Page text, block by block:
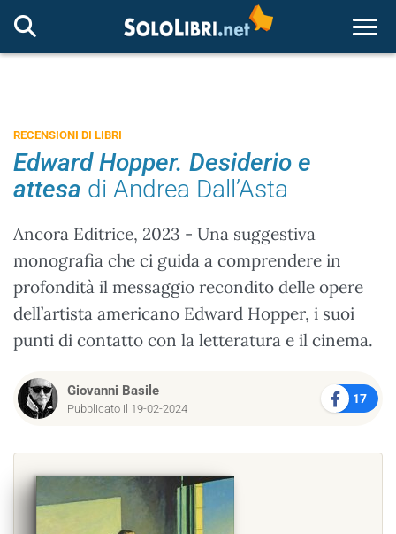
RECENSIONI DI LIBRI
Edward Hopper. Desiderio e
attesa di Andrea Dall’Asta
Ancora Editrice, 2023 - Una suggestiva
monografia che ci guida a comprendere in
profondità il messaggio recondito delle opere
dell’artista americano Edward Hopper, i suoi
punti di contatto con la letteratura e il cinema.
Giovanni Basile
Pubblicato il 19-02-2024
17